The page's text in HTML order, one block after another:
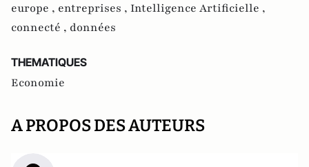
europe , entreprises , Intelligence Artificielle ,
connecté , données
THEMATIQUES
Economie
A PROPOS DES AUTEURS